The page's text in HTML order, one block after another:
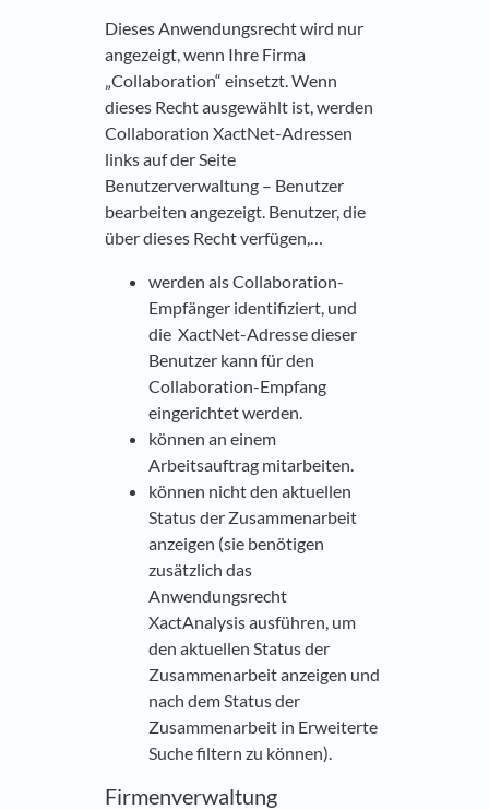
Dieses Anwendungsrecht wird nur
angezeigt, wenn Ihre Firma
„Collaboration“ einsetzt. Wenn
dieses Recht ausgewählt ist, werden
Collaboration XactNet-Adressen
links auf der Seite
Benutzerverwaltung – Benutzer
bearbeiten angezeigt. Benutzer, die
über dieses Recht verfügen,…
werden als Collaboration-
Empfänger identifiziert, und
die XactNet-Adresse dieser
Benutzer kann für den
Collaboration-Empfang
eingerichtet werden.
können an einem
Arbeitsauftrag mitarbeiten.
können nicht den aktuellen
Status der Zusammenarbeit
anzeigen (sie benötigen
zusätzlich das
Anwendungsrecht
XactAnalysis ausführen, um
den aktuellen Status der
Zusammenarbeit anzeigen und
nach dem Status der
Zusammenarbeit in Erweiterte
Suche filtern zu können).
Firmenverwaltung